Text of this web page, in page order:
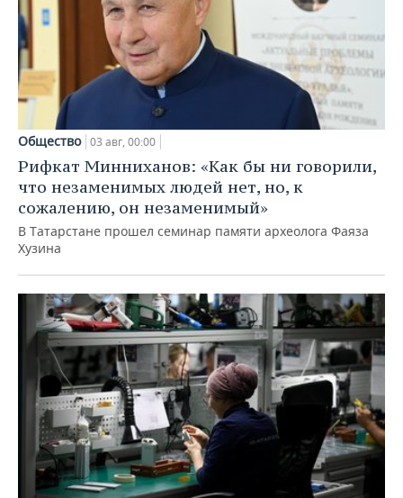
Общество 03 авг, 00:00
Рифкат Минниханов: «Как бы ни говорили,
что незаменимых людей нет, но, к
сожалению, он незаменимый»
В Татарстане прошел семинар памяти археолога Фаяза
Хузина